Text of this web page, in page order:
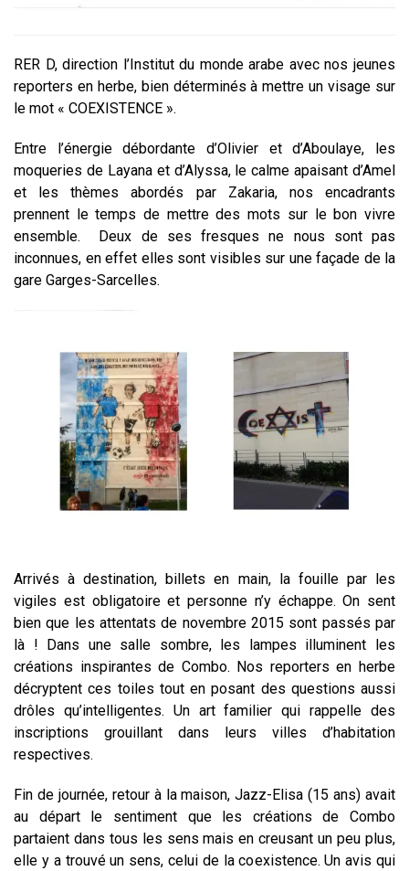
RER D, direction l’Institut du monde arabe avec nos jeunes
reporters en herbe, bien déterminés à mettre un visage sur
le mot « COEXISTENCE ».
Entre l’énergie débordante d’Olivier et d’Aboulaye, les
moqueries de Layana et d’Alyssa, le calme apaisant d’Amel
et les thèmes abordés par Zakaria, nos encadrants
prennent le temps de mettre des mots sur le bon vivre
ensemble. Deux de ses fresques ne nous sont pas
inconnues, en effet elles sont visibles sur une façade de la
gare Garges-Sarcelles.
Arrivés à destination, billets en main, la fouille par les
vigiles est obligatoire et personne n’y échappe. On sent
bien que les attentats de novembre 2015 sont passés par
là ! Dans une salle sombre, les lampes illuminent les
créations inspirantes de Combo. Nos reporters en herbe
décryptent ces toiles tout en posant des questions aussi
drôles qu’intelligentes. Un art familier qui rappelle des
inscriptions grouillant dans leurs villes d’habitation
respectives.
Fin de journée, retour à la maison, Jazz-Elisa (15 ans) avait
au départ le sentiment que les créations de Combo
partaient dans tous les sens mais en creusant un peu plus,
elle y a trouvé un sens, celui de la coexistence. Un avis qui